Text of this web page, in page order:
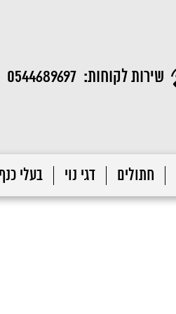
שירות לקוחות: 0544689697
חתולים דגי נוי בעלי כנף